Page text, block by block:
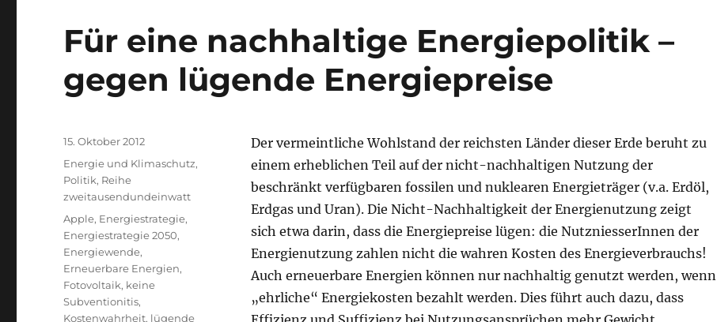
Für eine nachhaltige Energiepolitik –
gegen lügende Energiepreise
Der vermeintliche Wohlstand der reichsten Länder dieser Erde beruht zu
einem erheblichen Teil auf der nicht-nachhaltigen Nutzung der
beschränkt verfügbaren fossilen und nuklearen Energieträger (v.a. Erdöl,
Erdgas und Uran). Die Nicht-Nachhaltigkeit der Energienutzung zeigt
sich etwa darin, dass die Energiepreise lügen: die NutzniesserInnen der
Energienutzung zahlen nicht die wahren Kosten des Energieverbrauchs!
Auch erneuerbare Energien können nur nachhaltig genutzt werden, wenn
„ehrliche“ Energiekosten bezahlt werden. Dies führt auch dazu, dass
Veröffentlicht
15. Oktober 2012
Kategorien
Energie und Klimaschutz,
Politik, Reihe
zweitausendundeinwatt
Schlagwörter
Apple, Energiestrategie,
Energiestrategie 2050,
Energiewende,
Erneuerbare Energien,
Fotovoltaik, keine
Subventionitis,
Kostenwahrheit, lügende